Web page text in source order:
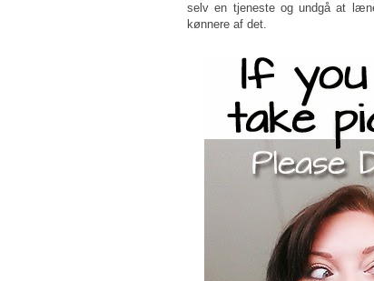
selv en tjeneste og undgå at
kønnere af det.